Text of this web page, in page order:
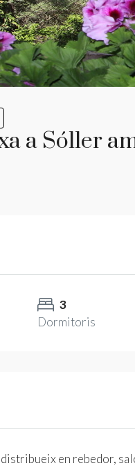
a Sóller
3
Dormitoris
en rebedor,